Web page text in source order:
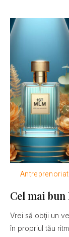
Antreprenoriat
Cel mai
Vrei să obţii un
în propriul tău